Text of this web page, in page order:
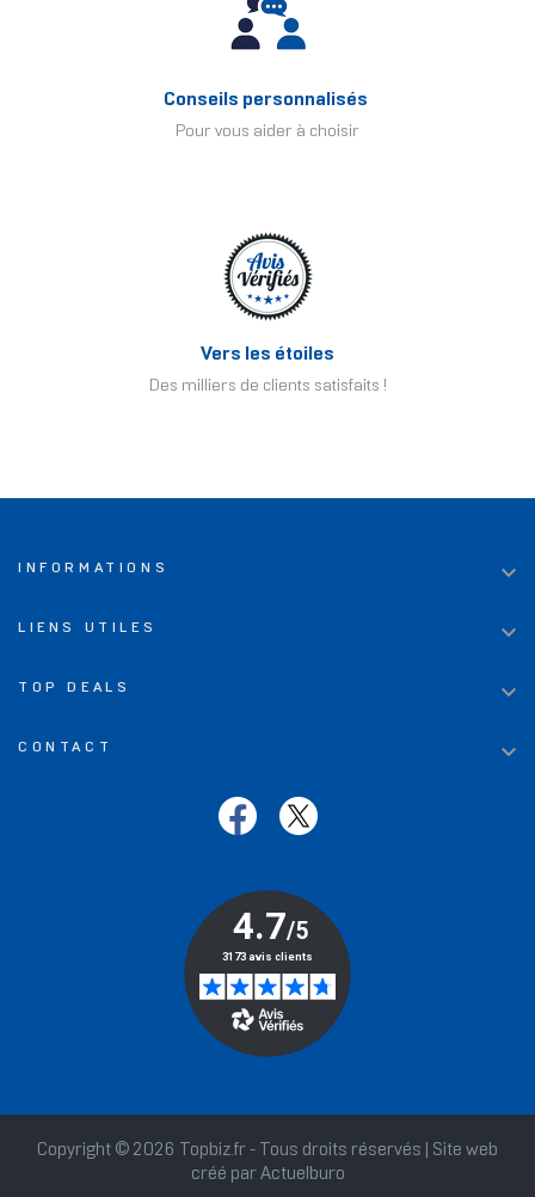
Conseils personnalisés
Pour vous aider à choisir
Vers les étoiles
Des milliers de clients satisfaits !
INFORMATIONS 
LIENS UTILES 
TOP DEALS 
CONTACT 
Copyright © 2026 Topbiz.fr - Tous droits réservés | Site web
créé par Actuelburo